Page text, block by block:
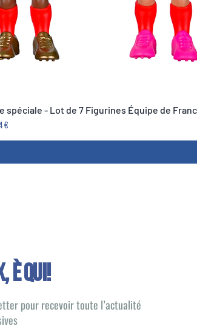
spéciale - Lot de 7 Figurines Équipe de
scontato
€
QUI!
pour recevoir toute l’actualité